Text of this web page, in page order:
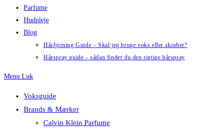
Parfume
Hudpleje
Blog
Hårfjerning Guide – Skal jeg bruge voks eller skraber?
Hårspray guide – sådan finder du den rigtige hårspray
Menu Luk
Voksguide
Brands & Mærker
Calvin Klein Parfume